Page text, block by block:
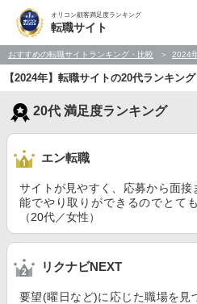
オリコン顧客満足度ランキング
転職サイト
おすすめの転職サイトランキング・比較 2024
【2024年】転職サイトの20代ランキン
20代 満足度ランキング
エン転職
サイトが見やすく、応募から面
能でやり取りができるのでとて
（20代／女性）
リクナビNEXT
要望(曜日など)に応じた職場を見